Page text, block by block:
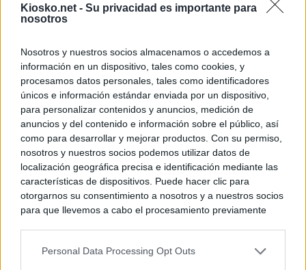
Kiosko.net - Su privacidad es importante para
nosotros
Nosotros y nuestros socios almacenamos o accedemos a
información en un dispositivo, tales como cookies, y
procesamos datos personales, tales como identificadores
únicos e información estándar enviada por un dispositivo,
para personalizar contenidos y anuncios, medición de
anuncios y del contenido e información sobre el público, así
como para desarrollar y mejorar productos. Con su permiso,
nosotros y nuestros socios podemos utilizar datos de
localización geográfica precisa e identificación mediante las
características de dispositivos. Puede hacer clic para
otorgarnos su consentimiento a nosotros y a nuestros socios
para que llevemos a cabo el procesamiento previamente
negar su consentimiento. Tenga en cuenta que algún
Personal Data Processing Opt Outs